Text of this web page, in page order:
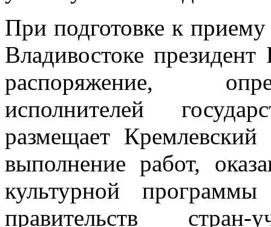
При подготовке к
Владивостоке
распоряжение,
исполнителей
размещает
выполнение работ,
культурной
правительств